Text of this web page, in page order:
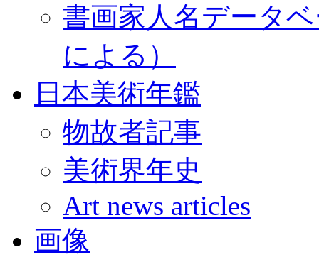
書画家人名データ
による）
日本美術年鑑
物故者記事
美術界年史
Art news articles
画像